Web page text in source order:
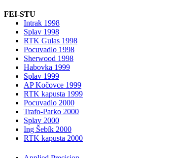
FEI-STU
Intrak 1998
Splav 1998
RTK Gulas 1998
Pocuvadlo 1998
Sherwood 1998
Habovka 1999
Splav 1999
AP Kočovce 1999
RTK kapusta 1999
Pocuvadlo 2000
Trafo-Parko 2000
Splav 2000
Ing Šebík 2000
RTK kapusta 2000